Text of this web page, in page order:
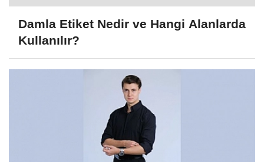
Damla Etiket Nedir ve Hangi Alanlarda
Kullanılır?